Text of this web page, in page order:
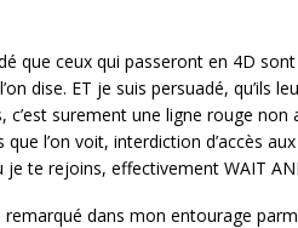
que ceux qui passeront en 4D
dise. ET je suis persuadé, qu’ils
surement une ligne rouge non
l’on voit, interdiction d’accès
je te rejoins, effectivement WAIT
remarqué dans mon entourage